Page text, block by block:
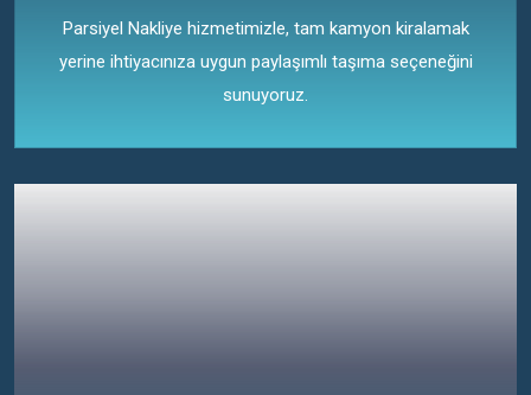
Parsiyel Nakliye hizmetimizle, tam kamyon kiralamak
yerine ihtiyacınıza uygun paylaşımlı taşıma seçeneğini
sunuyoruz.